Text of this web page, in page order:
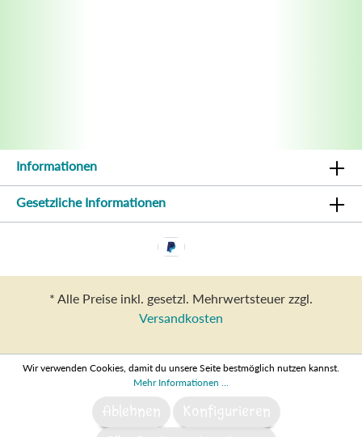
Informationen
Gesetzliche Informationen
* Alle Preise inkl. gesetzl. Mehrwertsteuer zzgl.
Versandkosten
Wir verwenden Cookies, damit du unsere Seite bestmöglich nutzen kannst.
Mehr Informationen ...